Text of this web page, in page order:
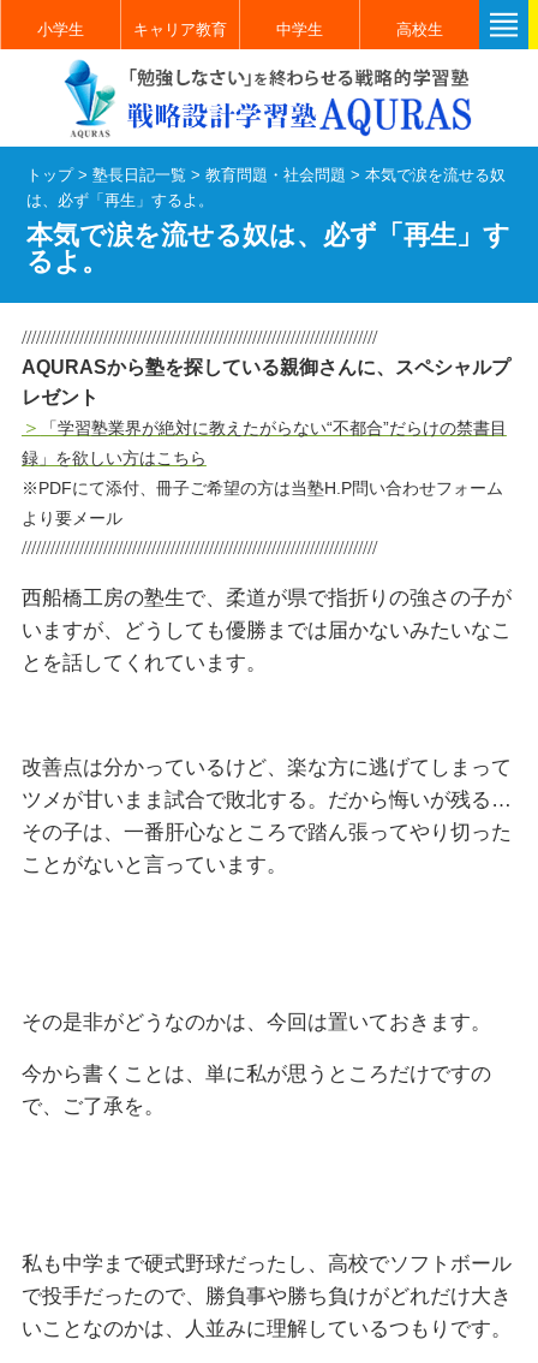
小学生 キャリア教育 中学生 高校生
トップ>塾長日記一覧 >教育問題・社会問題 >本気で涙を流せる奴
は、必ず「再生」するよ。
本気で涙を流せる奴は、必ず「再生」す
るよ。
//////////////////////////////////////////////////////////////////////////
AQURASから塾を探している親御さんに、スペシャルプ
レゼント
＞
「学習塾業界が絶対に教えたがらない“不都合”だらけの禁書目
録」を欲しい方はこちら
※PDFにて添付、冊子ご希望の方は当塾H.P問い合わせフォーム
より要メール
//////////////////////////////////////////////////////////////////////////
西船橋工房の塾生で、柔道が県で指折りの強さの子が
いますが、どうしても優勝までは届かないみたいなこ
とを話してくれています。
改善点は分かっているけど、楽な方に逃げてしまって
ツメが甘いまま試合で敗北する。だから悔いが残る…
その子は、一番肝心なところで踏ん張ってやり切った
ことがないと言っています。
その是非がどうなのかは、今回は置いておきます。
今から書くことは、単に私が思うところだけですの
で、ご了承を。
私も中学まで硬式野球だったし、高校でソフトボール
で投手だったので、勝負事や勝ち負けがどれだけ大き
いことなのかは、人並みに理解しているつもりです。